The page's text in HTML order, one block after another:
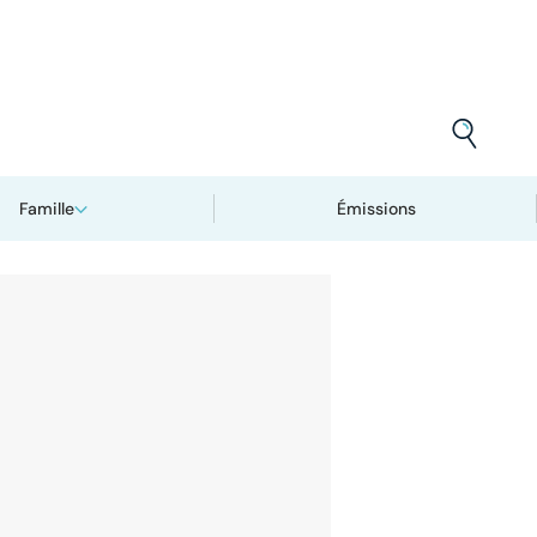
Famille Émissions